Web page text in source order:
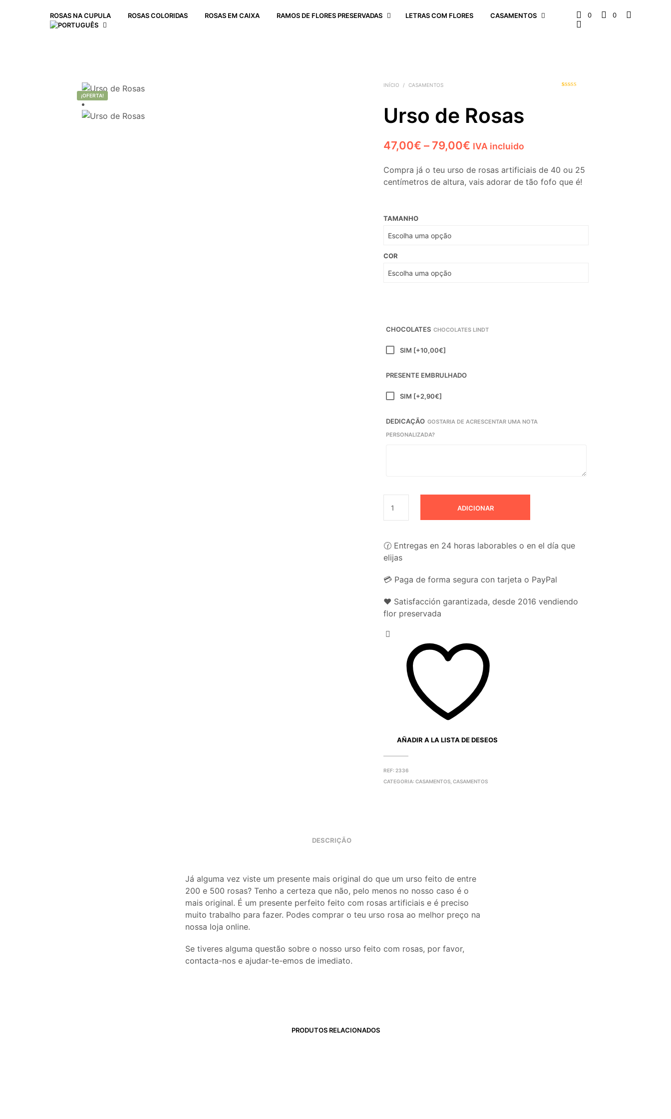
ROSAS NA CUPULA ROSAS COLORIDAS ROSAS EM CAIXA RAMOS DE FLORES PRESERVADAS LETRAS COM FLORES CASAMENTOS 0 0
¡OFERTA!
INÍCIO / CASAMENTOS
Urso de Rosas
47,00€ – 79,00€ Price
47,00€
IVA incluido
Compra já o teu urso de rosas artificiais de 40 ou 25
centímetros de altura, vais adorar de tão fofo que é!
TAMANHO
COR
CHOCOLATES CHOCOLATES LINDT
SIM [+10,00€]
PRESENTE EMBRULHADO
SIM [+2,90€]
DEDICAÇÃO GOSTARIA DE ACRESCENTAR UMA NOTA
PERSONALIZADA?
ADICIONAR
🕜 Entregas en 24 horas laborables o en el día que
elijas
💳 Paga de forma segura con tarjeta o PayPal
❤️ Satisfacción garantizada, desde 2016 vendiendo
flor preservada
AÑADIR A LA LISTA DE DESEOS
REF:2336
CATEGORIA:CASAMENTOS ,CASAMENTOS
DESCRIÇÃO
Já alguma vez viste um presente mais original do que um urso feito de entre
200 e 500 rosas? Tenho a certeza que não, pelo menos no nosso caso é o
mais original. É um presente perfeito feito com rosas artificiais e é preciso
muito trabalho para fazer. Podes comprar o teu urso rosa ao melhor preço na
nossa loja online.
Se tiveres alguma questão sobre o nosso urso feito com rosas, por favor,
contacta-nos e ajudar-te-emos de imediato.
PRODUTOS RELACIONADOS